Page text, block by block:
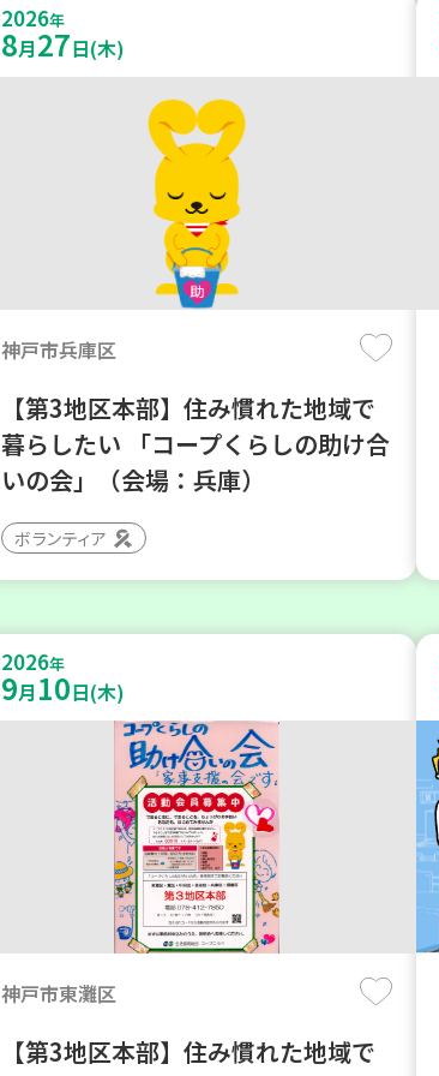
2026年
8月27日(木)
神戸市兵庫区
【第3地区本部】住み慣れた地域で
暮らしたい 「コープくらしの助け合
いの会」（会場：兵庫）
ボランティア
2026年
9月 10日(木)
神戸市東灘区
【第3地区本部】住み慣れた地域で